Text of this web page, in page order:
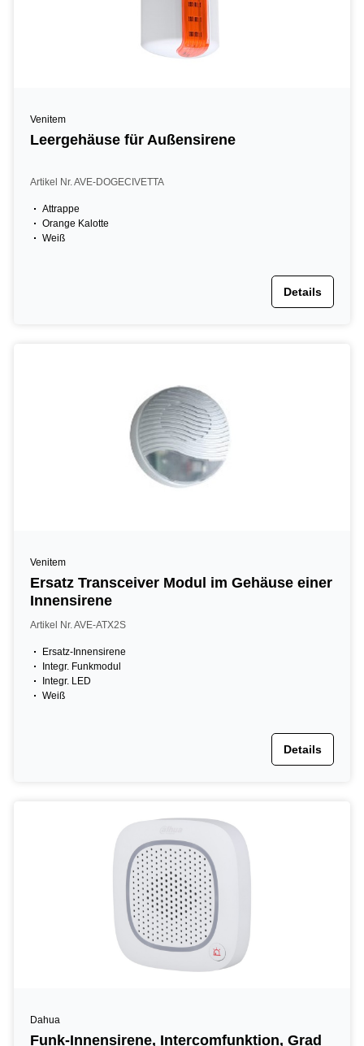
Venitem
Leergehäuse für Außensirene
Artikel Nr. AVE-DOGECIVETTA
Attrappe
Orange Kalotte
Weiß
Details
Venitem
Ersatz Transceiver Modul im Gehäuse einer
Innensirene
Artikel Nr. AVE-ATX2S
Ersatz-Innensirene
Integr. Funkmodul
Integr. LED
Weiß
Details
Dahua
Funk-Innensirene, Intercomfunktion, Grad